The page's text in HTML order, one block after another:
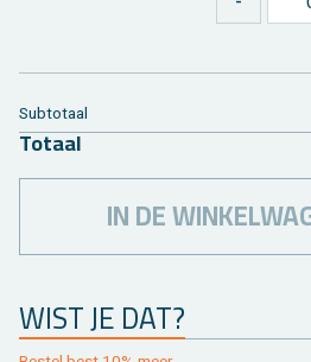
WIST JE DAT?
Sub­to­taal
To­taal
IN DE